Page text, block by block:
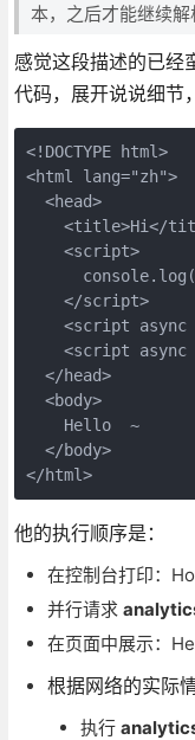
本，之后才能继续解
感觉这段描述的已经
代码，展开说说细节
<!DOCTYPE html>
<html lang="zh">
  <head>
<title>Hi</
    <script>
    </script>
<script async
<script async
  </head>
  <body>
    Hello  ~
  </body>
</html>
他的执行顺序是：
在控制台打印：
并行请求
在页面中展示：
根据网络的实际
执行